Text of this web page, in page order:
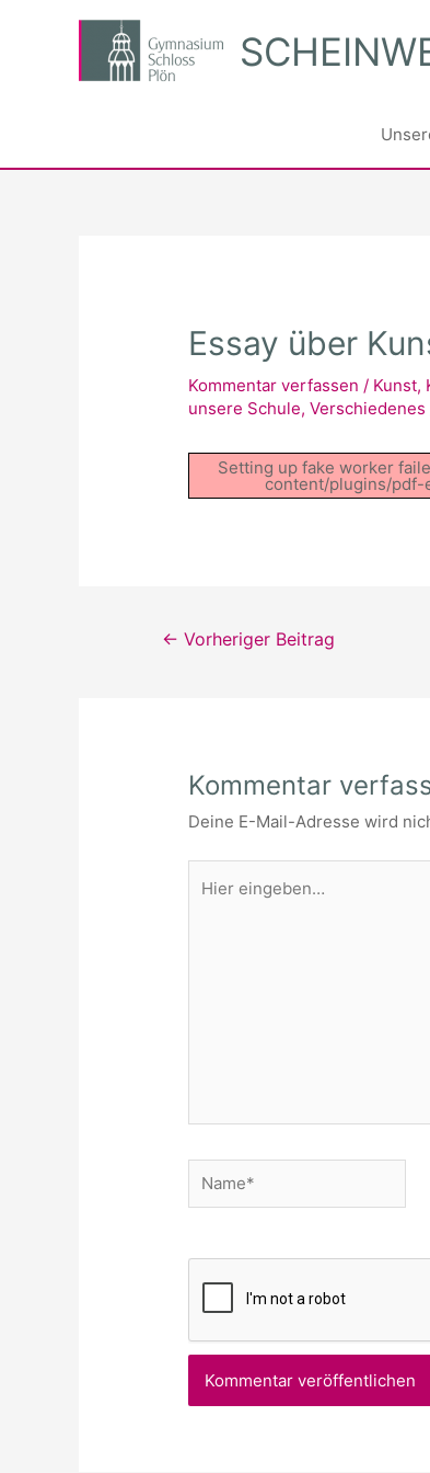
Essay über
Kommentar verfassen / Kunst,
unsere Schule,Verschiedenes
Setting up fake worker
content/plugins/pdf-
Beitragsnavigation
← Vorheriger Beitrag
Kommentar
Deine E-Mail-Adresse wird
eingeben…
Name*